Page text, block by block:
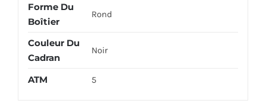
Forme Du
Boîtier
Rond
Couleur Du
Cadran
Noir
ATM 5